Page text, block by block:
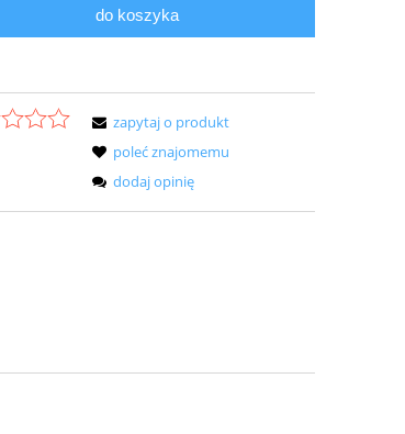
do koszyka
zapytaj o produkt
poleć znajomemu
dodaj opinię